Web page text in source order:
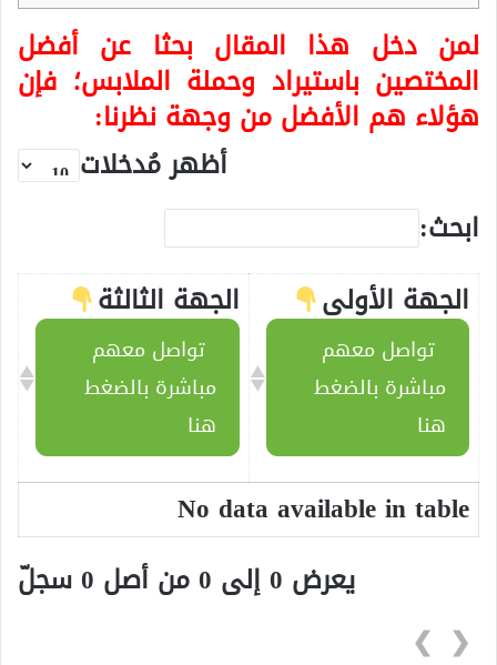
لمن دخل هذا المقال بحثا عن أفضل
المختصين باستيراد وحملة الملابس؛ فإن
هؤلاء هم الأفضل من وجهة نظرنا:
أظهر مُدخلات
ابحث:
الجهة الأولى
تواصل معهم
مباشرة بالضغط
هنا
الجهة الثالثة
تواصل معهم
مباشرة بالضغط
هنا
No data available in table
يعرض 0 إلى 0 من أصل 0 سجلّ
❮
❯